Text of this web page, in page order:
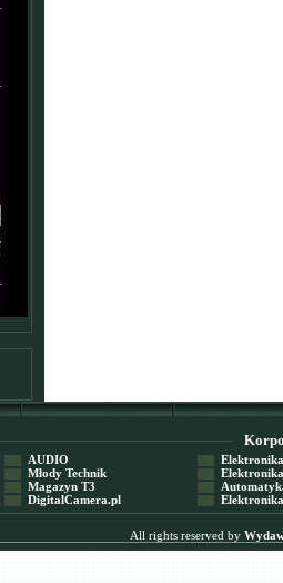
AUDIO
Młody Technik
Magazyn T3
DigitalCamera.pl
Elektronika
Elektronika
Automatyka
Elektronika
All rights reserved by